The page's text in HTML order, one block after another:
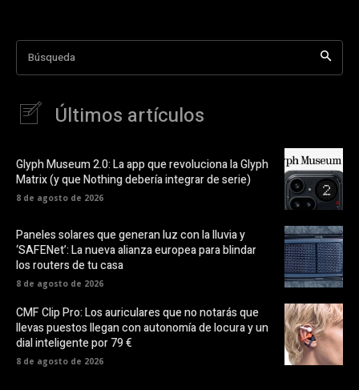
Búsqueda
Últimos artículos
Glyph Museum 2.0: La app que revoluciona la Glyph
Matrix (y que Nothing debería integrar de serie)
8 de agosto de 2026
Paneles solares que generan luz con la lluvia y
‘SAFENet’: La nueva alianza europea para blindar
los routers de tu casa
8 de agosto de 2026
CMF Clip Pro: Los auriculares que no notarás que
llevas puestos llegan con autonomía de locura y un
dial inteligente por 79 €
8 de agosto de 2026